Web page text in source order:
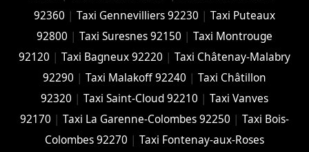
92360 | Taxi Gennevilliers 92230 | Taxi Puteaux
92800 | Taxi Suresnes 92150 | Taxi Montrouge
92120 | Taxi Bagneux 92220 | Taxi Châtenay-Malabry
92290 | Taxi Malakoff 92240 | Taxi Châtillon
92320 | Taxi Saint-Cloud 92210 | Taxi Vanves
92170 | Taxi La Garenne-Colombes 92250 | Taxi Bois-
Colombes 92270 | Taxi Fontenay-aux-Roses